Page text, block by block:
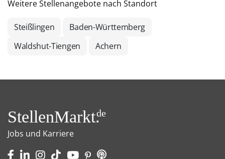
Weitere Stellenangebote nach Standort
Steißlingen
Baden-Württemberg
Waldshut-Tiengen
Achern
StellenMarkt.de
Jobs und Karriere